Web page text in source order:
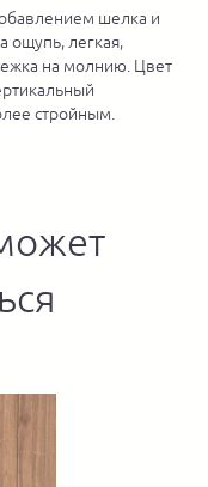
шелка и
ощупь, легкая,
на молнию. Цвет
стройным.